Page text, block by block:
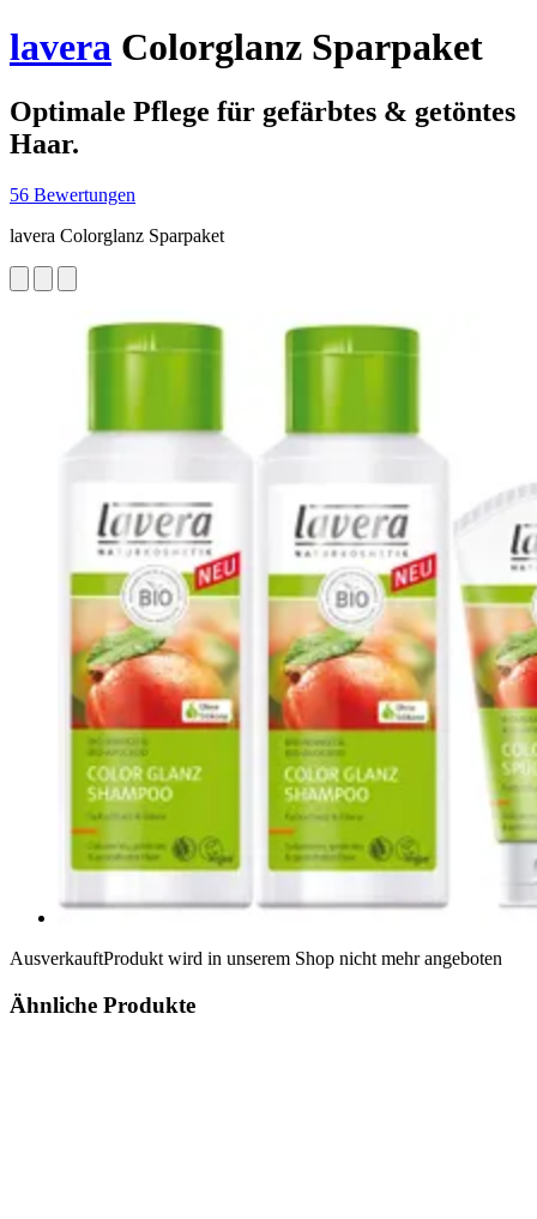
lavera Colorglanz Sparpaket
Optimale Pflege für gefärbtes & getöntes
Haar.
56 Bewertungen
lavera Colorglanz Sparpaket
AusverkauftProdukt wird in unserem Shop nicht mehr angeboten
Ähnliche Produkte